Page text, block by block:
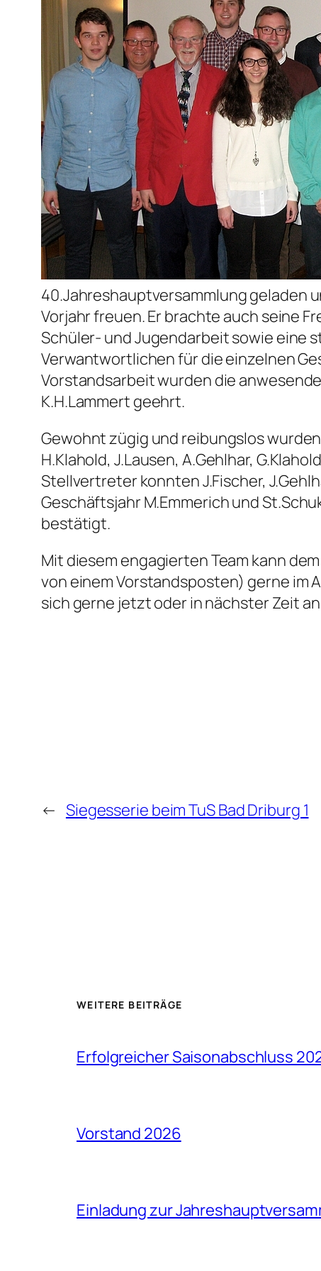
40.Jahreshauptversammlung geladen
Vorjahr freuen. Er brachte auch seine
Schüler- und Jugendarbeit sowie eine
Verwantwortlichen für die einzelnen
Vorstandsarbeit wurden die
K.H.Lammert geehrt.
Gewohnt zügig und reibungslos
H.Klahold, J.Lausen, A.Gehlhar,
Stellvertreter konnten J.Fischer,
Geschäftsjahr M.Emmerich und
bestätigt.
Mit diesem engagierten Team kann
von einem Vorstandsposten) gerne im
sich gerne jetzt oder in nächster Zeit an
← Siegesserie beim TuS Bad Driburg 1
WEITERE BEITRÄGE
Erfolgreicher Saisonabschluss
Vorstand 2026
Einladung zur